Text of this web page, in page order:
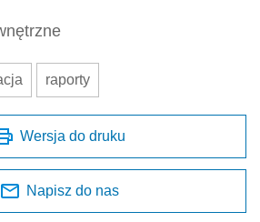
raporty
Wersja do druku
Napisz do nas